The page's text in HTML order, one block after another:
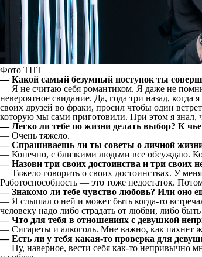
Фото ТНТ
— Какой самый безумный поступок ты
— Я не считаю себя романтиком. Я даже не
невероятное свидание. Да, года три назад,
своих друзей во фраки, просил чтобы один
которую мы сами приготовили. При этом я знал,
— Легко ли тебе по жизни делать выбор? К
— Очень тяжело.
— Спрашиваешь ли ты советы о личной жизни
— Конечно, с близкими людьми все обсуждаю.
— Назови три своих достоинства и три своих
— Тяжело говорить о своих достоинствах. У
Работоспособность — это тоже недостаток.
— Знакомо ли тебе чувство любовь? Или оно
— Я слышал о ней и может быть когда-то
человеку надо либо страдать от любви, либо
— Что для тебя в отношениях с девушкой
— Сигареты и алкоголь. Мне важно, как пахнет
— Есть ли у тебя какая-то проверка для
— Ну, наверное, вести себя как-то непривычно